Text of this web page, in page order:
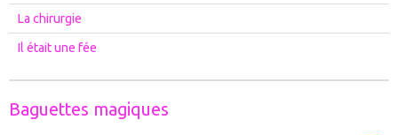
La chirurgie
Il était une fée
Baguettes magiques